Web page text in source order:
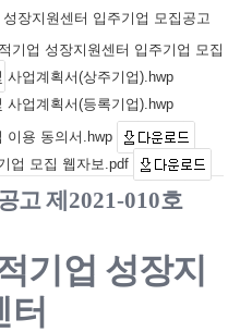
장지원센터 입주기업 모집공고
기업 성장지원센터 입주기업 모집
사업계획서(상주기업).hwp
사업계획서(등록기업).hwp
이용 동의서.hwp
업 모집 웹자보.pdf
고 제 2021-010호
기업 성장지
터